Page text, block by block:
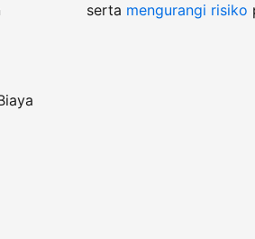
serta mengurangi risiko